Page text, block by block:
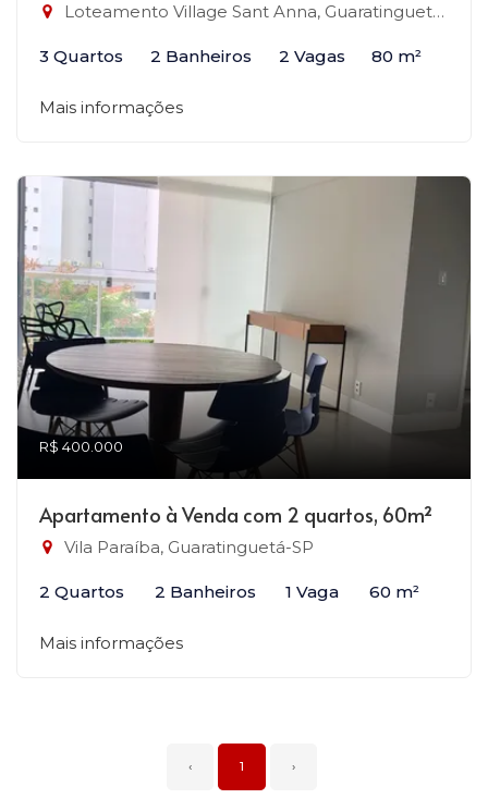
Loteamento Village Sant Anna, Guaratinguetá-SP
3 Quartos 2 Banheiros 2 Vagas 80 m²
Mais informações
R$ 400.000
Apartamento à Venda com 2 quartos, 60m²
Vila Paraíba, Guaratinguetá-SP
2 Quartos 2 Banheiros 1 Vaga 60 m²
Mais informações
‹ 1 ›